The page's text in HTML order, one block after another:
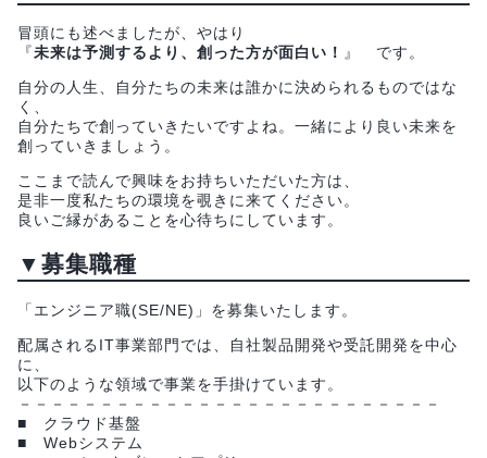
冒頭にも述べましたが、やはり
『未来は予測するより、創った方が面白い！ 』 です。
自分の人生、自分たちの未来は誰かに決められるものではな
く、
自分たちで創っていきたいですよね。一緒により良い未来を
創っていきましょう。
ここまで読んで興味をお持ちいただいた方は、
是非一度私たちの環境を覗きに来てください。
良いご縁があることを心待ちにしています。
▼募集職種
「エンジニア職(SE/NE)」を募集いたします。
配属されるIT事業部門では、自社製品開発や受託開発を中心
に、
以下のような領域で事業を手掛けています。
－－－－－－－－－－－－－－－－－－－－－－－－－－
■ クラウド基盤
■ Webシステム